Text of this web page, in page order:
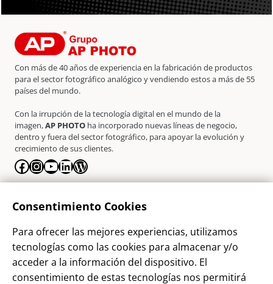
Con más de 40 años de experiencia en la fabricación de productos
para el sector fotográfico analógico y vendiendo estos a más de 55
países del mundo.
Con la irrupción de la tecnología digital en el mundo de la
imagen,AP PHOTO ha incorporado nuevas líneas de negocio,
dentro y fuera del sector fotográfico, para apoyar la evolución y
crecimiento de sus clientes.
Facebook
Instagram
YouTube
LinkedIn
WordPress
Contacto
Sostenibilidad
Blog
Consentimiento Cookies
Para ofrecer las mejores experiencias, utilizamos
tecnologías como las cookies para almacenar y/o
acceder a la información del dispositivo. El
consentimiento de estas tecnologías nos permitirá